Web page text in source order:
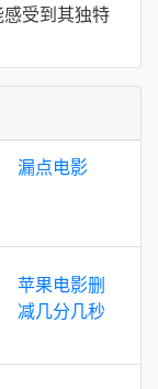
受到其独特
漏点电影
苹果电影删
减几分几秒